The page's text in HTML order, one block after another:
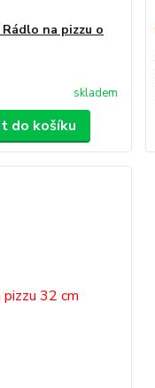
Rádlo na pizzu o
skladem
do košíku